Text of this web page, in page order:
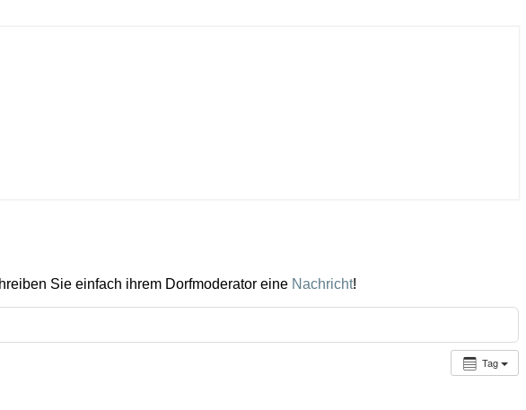
Sie einfach ihrem Dorfmoderator eine Nachricht!
Tag